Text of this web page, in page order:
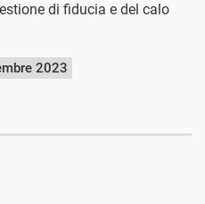
di fiducia e del calo
2023